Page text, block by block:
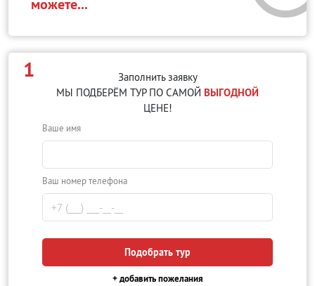
можете...
1
Заполнить заявку
МЫ ПОДБЕРЁМ ТУР ПО САМОЙ ВЫГОДНОЙ
ЦЕНЕ!
Ваше имя
Ваш номер телефона
Подобрать тур
+ добавить пожелания